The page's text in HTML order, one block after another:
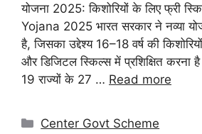
योजना 2025: किशोरियों के लिए फ्री
Yojana 2025 भारत सरकार ने नव्या
है, जिसका उद्देश्य 16–18 वर्ष की
और डिजिटल स्किल्स में प्रशिक्षित करना
19 राज्यों के 27 … Read more
Center Govt Scheme